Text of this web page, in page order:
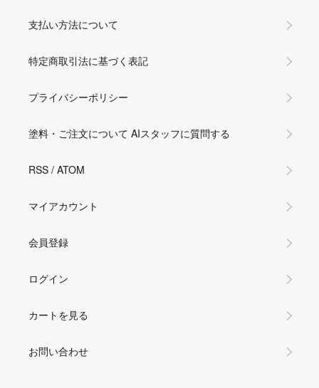
支払い方法について
特定商取引法に基づく表記
プライバシーポリシー
塗料・ご注文について AIスタッフに質問する
RSS / ATOM
マイアカウント
会員登録
ログイン
カートを見る
お問い合わせ